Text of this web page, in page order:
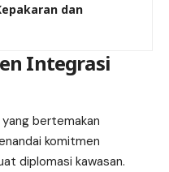
dan
Integrasi
bertemakan
komitmen
diplomasi kawasan.